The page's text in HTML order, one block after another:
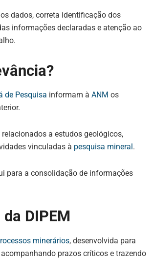
dados, correta identificação dos
informações declaradas e atenção ao
de Pesquisa informam à ANM os
a estudos geológicos,
vinculadas à pesquisa mineral .
para a consolidação de informações
DIPEM
minerários, desenvolvida para
prazos críticos e trazendo